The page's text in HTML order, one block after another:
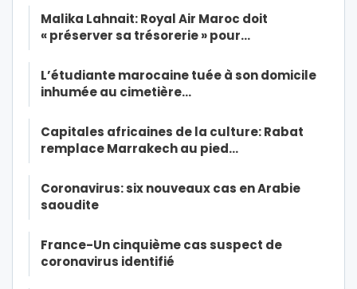
Malika Lahnait: Royal Air Maroc doit
« préserver sa trésorerie » pour…
L’étudiante marocaine tuée à son domicile
inhumée au cimetière…
Capitales africaines de la culture: Rabat
remplace Marrakech au pied…
Coronavirus: six nouveaux cas en Arabie
saoudite
France-Un cinquième cas suspect de
coronavirus identifié